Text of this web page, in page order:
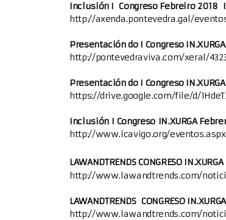
Inclusión I Congreso Febreiro 2018
http://axenda.pontevedra.gal/
Presentación do I Congreso
http://pontevedraviva.com/xeral/
Presentación do I Congreso
https://drive.google.com/file/d/
Inclusión I Congreso IN.XURGA
http://www.icavigo.org/
LAWANDTRENDS CONGRESO IN.XURGA
http://www.lawandtrends.com/
LAWANDTRENDS CONGRESO
http://www.lawandtrends.com/
xénero e muller con discapacidade 2026
Proxecto Observatorio da Terminoloxía
Proxecto Xustiza Con Apoio
Proxecto Amig@s da Lectura Fácil
Proxecto Persoas Adultas Maiores Inclusiv@s